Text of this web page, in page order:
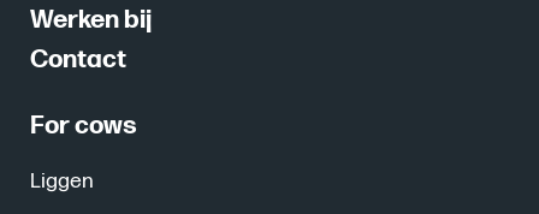
Werken bij
Contact
For cows
Liggen